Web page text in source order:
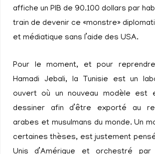
affiche un PIB de 90.100 dollars par
train de devenir ce «monstre»
et médiatique sans l’aide des USA.
Pour le moment, et pour
Hamadi Jebali, la Tunisie est un
ouvert où un nouveau modèle est
dessiner afin d’être exporté au
arabes et musulmans du monde. Un
certaines thèses, est justement
Unis d’Amérique et orchestré